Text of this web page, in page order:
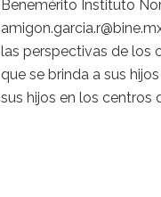
Benemérito Instituto
las perspectivas de los
que se brinda a sus
sus hijos en los centros